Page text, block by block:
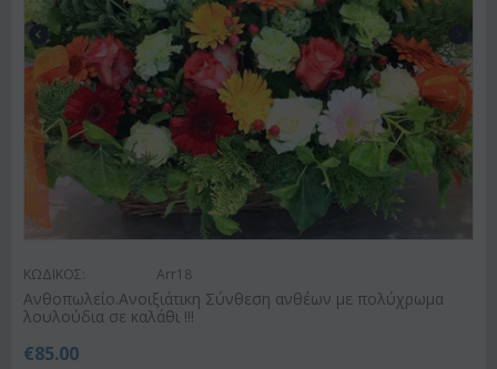
ΚΩΔΙΚΟΣ: Arr18
Ανθοπωλείο.Ανοιξιάτικη Σύνθεση ανθέων με πολύχρωμα
λουλούδια σε καλάθι !!!
€85.00